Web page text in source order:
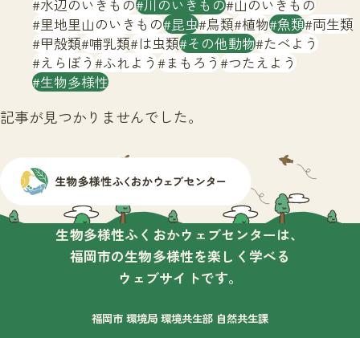
水辺のいきもの 川のいきもの 山のいきもの
里地里山のいきもの 昆虫 鳥類 植物 魚類 両生類
甲殻類 哺乳類 は虫類 その他動物 たべよう
えらぼう ふれよう まもろう つたえよう
生物多様性
記事が見つかりませんでした。
生物多様性ふくおかウェブセンターは、
福岡市の生物多様性を楽しく学べる
ウェブサイトです。
福岡市 環境局 環境共生部 自然共生課